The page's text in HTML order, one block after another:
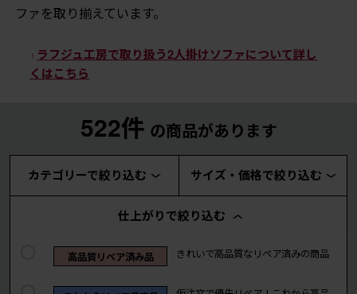
ファを取り揃えています。
ラフジュ工房で取り扱う2人掛けソファについて詳し
くはこちら
522件 の商品があります
カテゴリーで絞り込む サイズ・価格で絞り込む
仕上がりで絞り込む
高品質リペア済み品 きれいで高品質なリペア済みの商品